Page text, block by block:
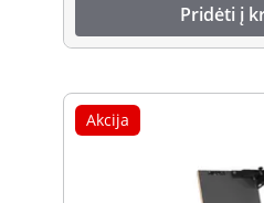
Pridėti į
Akcija